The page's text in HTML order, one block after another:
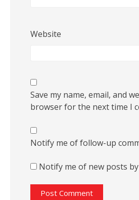
Website
Save my name, email, and
browser for the next time I
Notify me of follow-up
Notify me of new posts